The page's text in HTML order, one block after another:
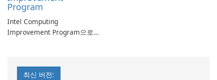
Program
Intel Computing
Improvement Program으로
최신 버전: